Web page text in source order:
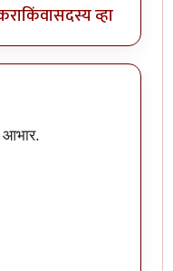
किंवासदस्य व्हा
आभार.